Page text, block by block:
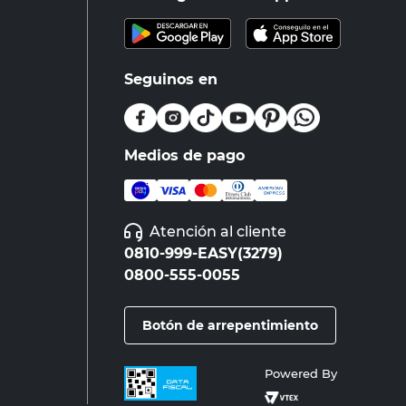
Seguinos en
Medios de pago
Atención al cliente
0810-999-EASY(3279)
0800-555-0055
Botón de arrepentimiento
Powered By